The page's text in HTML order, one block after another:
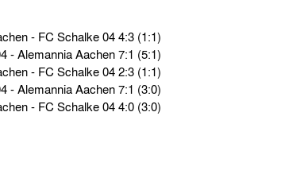
Oberliga West › So. 22.08.54 › Alemannia Aachen - FC Schalke 04 4:3 (1:1)
Oberliga West › So. 10.01.54 › FC Schalke 04 - Alemannia Aachen 7:1 (5:1)
Oberliga West › So. 06.09.53 › Alemannia Aachen - FC Schalke 04 2:3 (1:1)
Oberliga West › So. 22.02.53 › FC Schalke 04 - Alemannia Aachen 7:1 (3:0)
Oberliga West › So. 12.10.52 › Alemannia Aachen - FC Schalke 04 4:0 (3:0)